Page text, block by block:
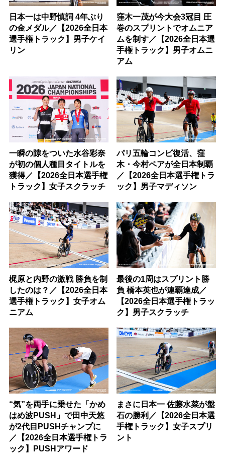
日本一は中野慎詞 4年ぶり
の金メダル／【2026全日本
選手権トラック】男子ケイ
リン
窪木一茂が今大会3冠目 圧
巻のスプリントでオムニア
ムを制す／【2026全日本選
手権トラック】男子オムニ
アム
一瞬の隙をついた水谷彩奈
が初の個人種目タイトルを
獲得／【2026全日本選手権
トラック】女子スクラッチ
パリ五輪コンビ復活、窪
木・今村ペアが全日本制覇
／【2026全日本選手権トラ
ック】男子マディソン
梶原と内野の激戦 勝負を制
したのは？／【2026全日本
選手権トラック】女子オム
ニアム
最後の1周はスプリント勝
負 橋本英也が連覇達成／
【2026全日本選手権トラッ
ク】男子スクラッチ
“気”を両手に乗せた「かめ
はめ波PUSH」で田中天悠
が2代目PUSHチャンプに
／【2026全日本選手権トラ
ック】PUSHアワード
まさに日本一 佐藤水菜が盤
石の勝利／【2026全日本選
手権トラック】女子スプリ
ント